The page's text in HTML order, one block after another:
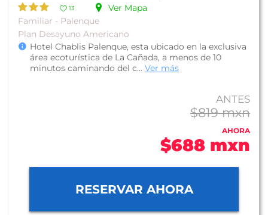
13
Ver Mapa
Familiar - Palenque
Plan Desayuno Americano
Hotel Chablis Palenque, esta ubicado en la exclusiva
área ecoturística de La Cañada, a menos de 10
minutos caminando del c... Ver más
ANTES
$819 mxn
AHORA
$688 mxn
RESERVAR AHORA